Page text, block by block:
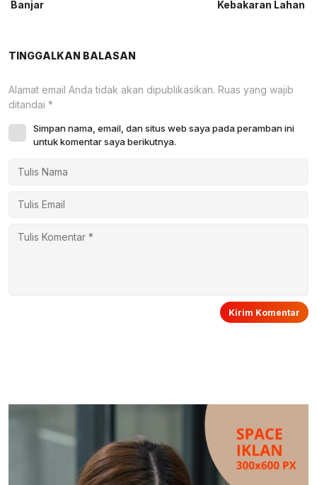
Banjar
Kebakaran Lahan
TINGGALKAN BALASAN
Alamat email Anda tidak akan dipublikasikan. Ruas yang wajib
ditandai *
Simpan nama, email, dan situs web saya pada peramban ini
untuk komentar saya berikutnya.